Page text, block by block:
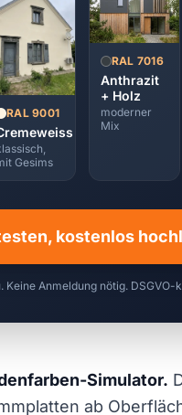
RAL 9001
Gesims
RAL 7016
Anthrazit
+ Holz
moderner
Mix
kostenlos
Keine Anmeldung nötig. DSGVO-
Simulator.
ab